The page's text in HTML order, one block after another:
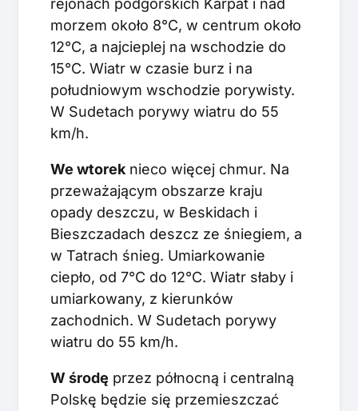
morzem około 8°C, w centrum około
12°C, a najcieplej na wschodzie do
15°C. Wiatr w czasie burz i na
południowym wschodzie porywisty.
W Sudetach porywy wiatru do 55
km/h.
We wtorek nieco więcej chmur. Na
przeważającym obszarze kraju
opady deszczu, w Beskidach i
Bieszczadach deszcz ze śniegiem, a
w Tatrach śnieg. Umiarkowanie
ciepło, od 7°C do 12°C. Wiatr słaby i
umiarkowany, z kierunków
zachodnich. W Sudetach porywy
wiatru do 55 km/h.
W środę przez północną i centralną
Polskę będzie się przemieszczać